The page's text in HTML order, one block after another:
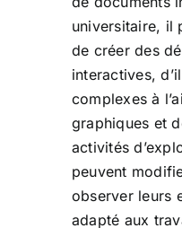
universitaire, il
de créer des
interactives,
complexes à
graphiques et
activités
peuvent
observer leurs
adapté aux